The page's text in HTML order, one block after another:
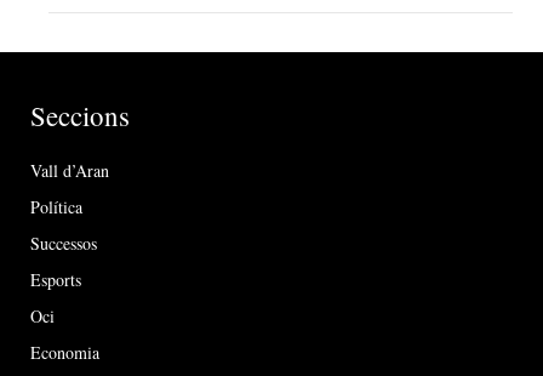
Seccions
Vall d’Aran
Política
Successos
Esports
Oci
Economia